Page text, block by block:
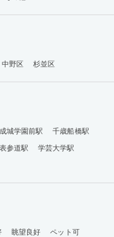
中野区 杉並区
成城学園前駅
千歳船橋駅
表参道駅
学芸大学駅
眺望良好
ペット可